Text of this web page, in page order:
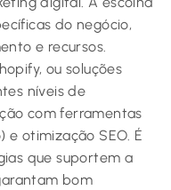
do negócio,
e recursos.
ou soluções
níveis de
com ferramentas
e otimização SEO. É
que suportem a
bom